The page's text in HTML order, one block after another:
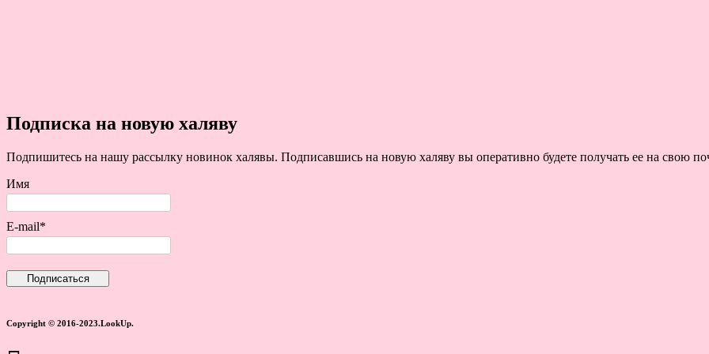
Подписка на новую халяву
Подпишитесь на нашу рассылку новинок халявы. Подписавшись на новую халяву вы оперативно будете получать ее на свою
Имя
E-mail*
Copyright © 2016-2023.LookUp.